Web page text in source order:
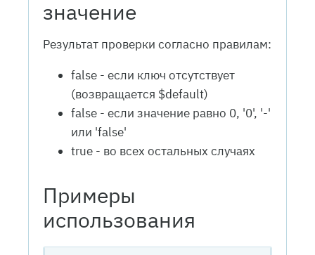
значение
Результат проверки согласно правилам:
false - если ключ отсутствует
(возвращается $default)
false - если значение равно 0, '0', '-'
или 'false'
true - во всех остальных случаях
Примеры
использования